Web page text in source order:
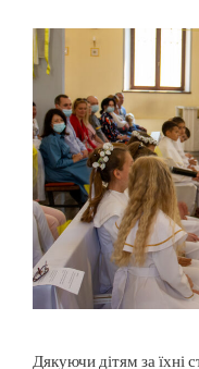
Дякуючи дітям за їхні